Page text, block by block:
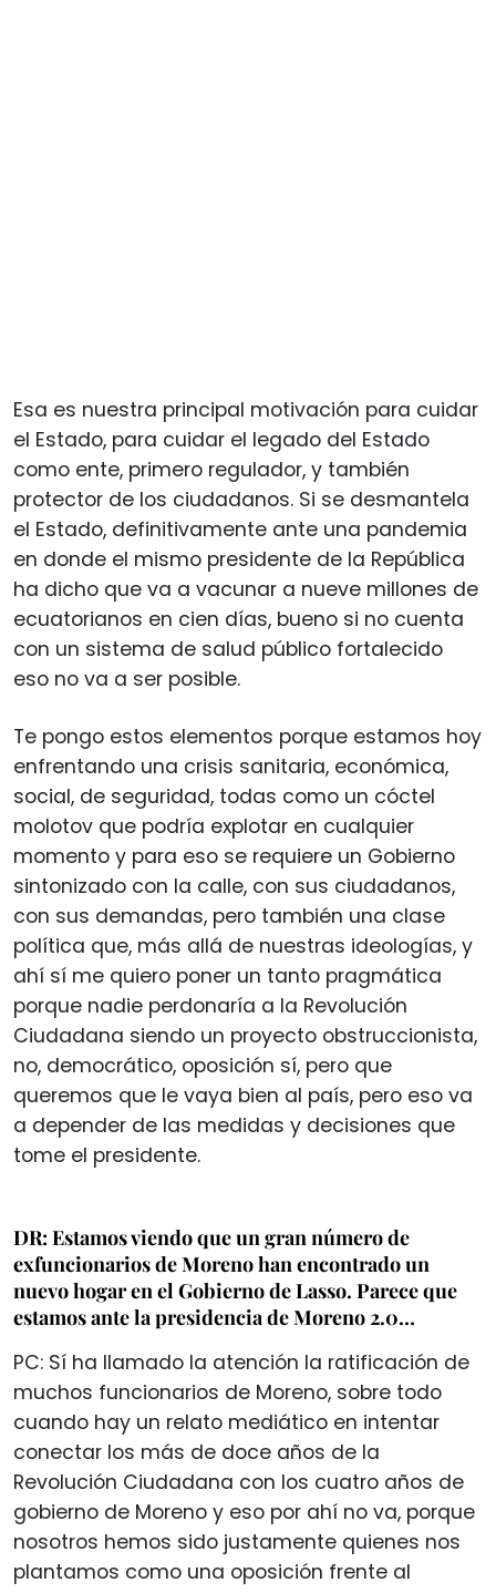
Esa es nuestra principal motivación para cuidar
el Estado, para cuidar el legado del Estado
como ente, primero regulador, y también
protector de los ciudadanos. Si se desmantela
el Estado, definitivamente ante una pandemia
en donde el mismo presidente de la República
ha dicho que va a vacunar a nueve millones de
ecuatorianos en cien días, bueno si no cuenta
con un sistema de salud público fortalecido
eso no va a ser posible.
Te pongo estos elementos porque estamos hoy
enfrentando una crisis sanitaria, económica,
social, de seguridad, todas como un cóctel
molotov que podría explotar en cualquier
momento y para eso se requiere un Gobierno
sintonizado con la calle, con sus ciudadanos,
con sus demandas, pero también una clase
política que, más allá de nuestras ideologías, y
ahí sí me quiero poner un tanto pragmática
porque nadie perdonaría a la Revolución
Ciudadana siendo un proyecto obstruccionista,
no, democrático, oposición sí, pero que
queremos que le vaya bien al país, pero eso va
a depender de las medidas y decisiones que
tome el presidente.
DR: Estamos viendo que un gran número de
exfuncionarios de Moreno han encontrado un
nuevo hogar en el Gobierno de Lasso. Parece que
estamos ante la presidencia de Moreno 2.0…
PC: Sí ha llamado la atención la ratificación de
muchos funcionarios de Moreno, sobre todo
cuando hay un relato mediático en intentar
conectar los más de doce años de la
Revolución Ciudadana con los cuatro años de
gobierno de Moreno y eso por ahí no va, porque
nosotros hemos sido justamente quienes nos
plantamos como una oposición frente al